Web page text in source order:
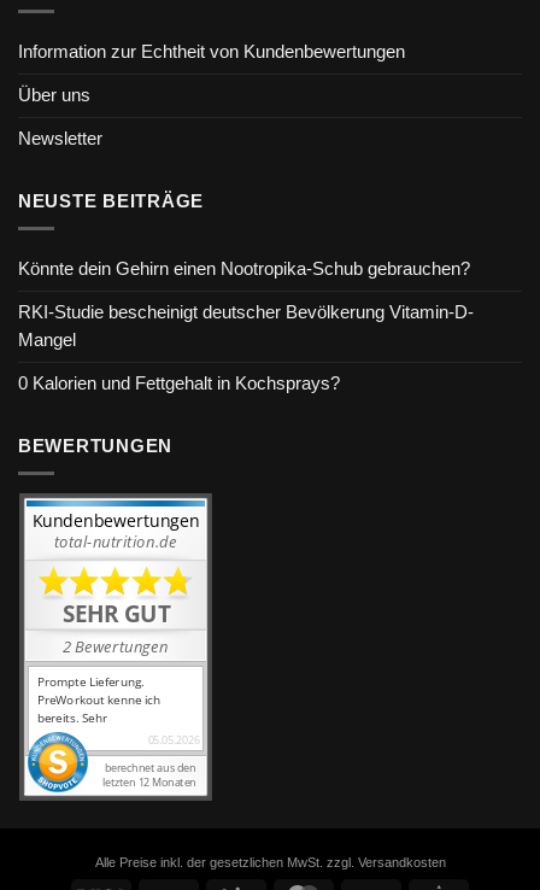
Information zur Echtheit von Kundenbewertungen
Über uns
Newsletter
NEUSTE BEITRÄGE
Könnte dein Gehirn einen Nootropika-Schub gebrauchen?
RKI-Studie bescheinigt deutscher Bevölkerung Vitamin-D-
Mangel
0 Kalorien und Fettgehalt in Kochsprays?
BEWERTUNGEN
Alle Preise inkl. der gesetzlichen MwSt. zzgl. Versandkosten